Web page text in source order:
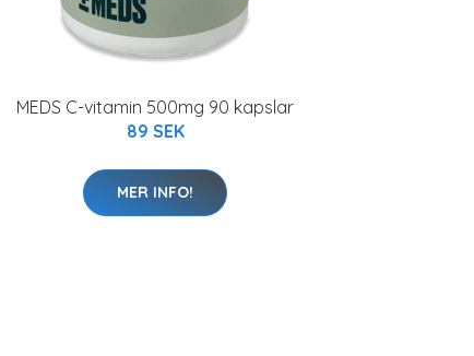
MEDS C-vitamin 500mg 90 kapslar
89 SEK
MER INFO!